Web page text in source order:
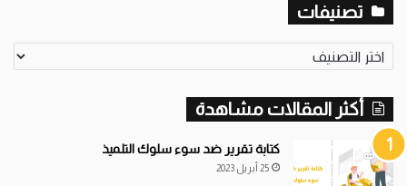
تصنيفات
تصنيفات
أكثر المقالات مشاهدة
كتابة تقرير ضد سوء سلوك التلميذ
25 أبريل 2023